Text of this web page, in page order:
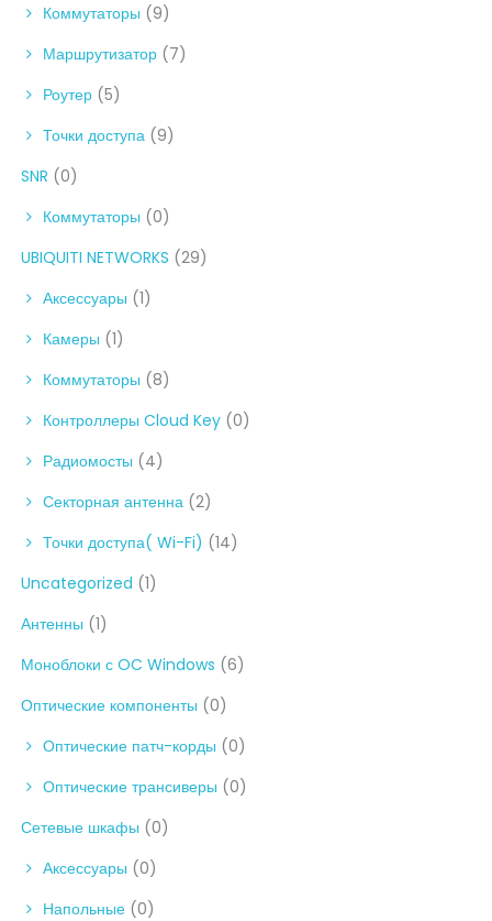
Коммутаторы (9)
Маршрутизатор (7)
Роутер (5)
Точки доступа (9)
SNR (0)
Коммутаторы (0)
UBIQUITI NETWORKS (29)
Аксессуары (1)
Камеры (1)
Коммутаторы (8)
Контроллеры Cloud Key (0)
Радиомосты (4)
Секторная антенна (2)
Точки доступа( Wi-Fi) (14)
Uncategorized (1)
Антенны (1)
Моноблоки с OC Windows (6)
Оптические компоненты (0)
Оптические патч-корды (0)
Оптические трансиверы (0)
Сетевые шкафы (0)
Аксессуары (0)
Напольные (0)